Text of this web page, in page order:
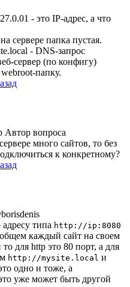
- это IP-адрес, а что
сервере папка пустая.
- DNS-запрос
сервер (по конфигу)
папку.
Автор вопроса
много сайтов, то без
к конкретному?
типа http://ip:8080
каждый сайт на своем
для http это 80 порт, а для
http://mysite.local и
одно и тоже, а
уже может быть другой